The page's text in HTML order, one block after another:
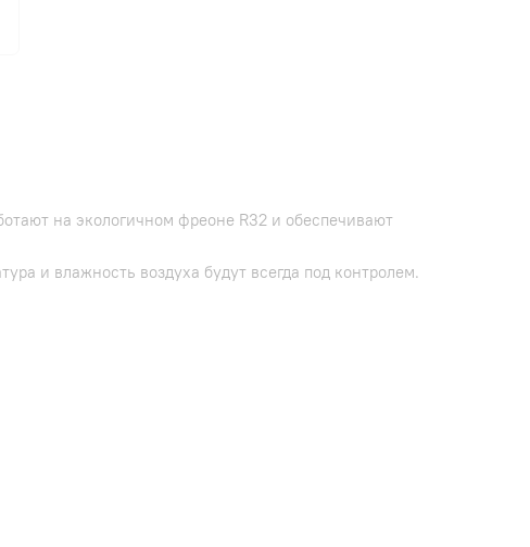
на экологичном фреоне R32 и обеспечивают
и влажность воздуха будут всегда под контролем.